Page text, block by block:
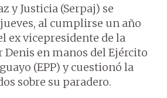
y Justicia (Serpaj) se
al cumplirse un año
ex vicepresidente de la
Denis en manos del Ejército
(EPP) y cuestionó la
sobre su paradero.